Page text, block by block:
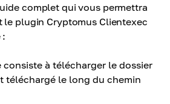
complet qui vous permettra
plugin Cryptomus Clientexec
:
consiste à télécharger le dossier
téléchargé le long du chemin